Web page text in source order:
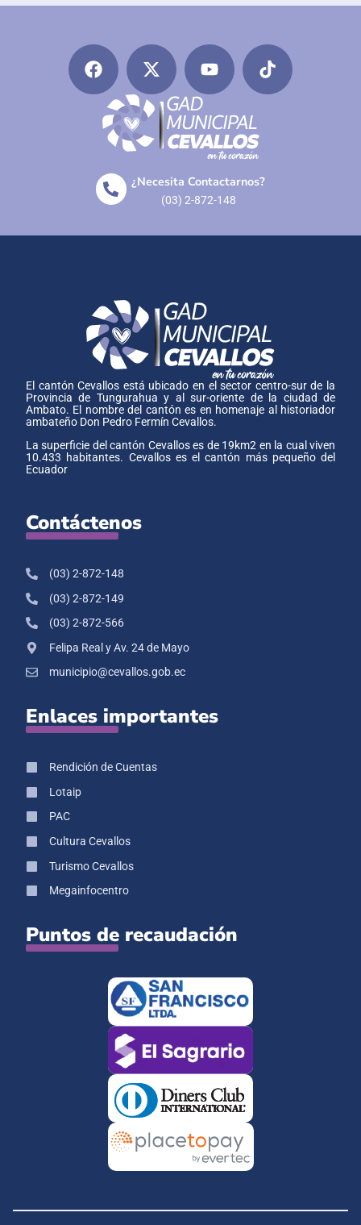
¿Necesita Contactarnos?
(03) 2-872-148
El cantón Cevallos está ubicado en el sector centro-sur de la
Provincia de Tungurahua y al sur-oriente de la ciudad de
Ambato. El nombre del cantón es en homenaje al historiador
ambateño Don Pedro Fermín Cevallos.
La superficie del cantón Cevallos es de 19km2 en la cual viven
10.433 habitantes. Cevallos es el cantón más pequeño del
Ecuador
Contáctenos
(03) 2-872-148
(03) 2-872-149
(03) 2-872-566
Felipa Real y Av. 24 de Mayo
municipio@cevallos.gob.ec
Enlaces importantes
Rendición de Cuentas
Lotaip
PAC
Cultura Cevallos
Turismo Cevallos
Megainfocentro
Puntos de recaudación